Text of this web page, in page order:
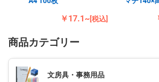
￥17.1~[税込]
商品カテゴリー
文房具・事務用品